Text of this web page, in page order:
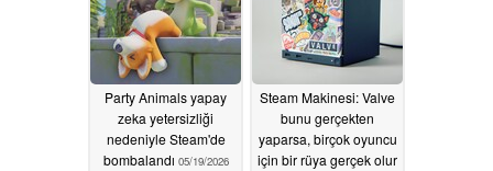
Party Animals yapay
zeka yetersizliği
nedeniyle Steam'de
bombalandı 05/19/2026
Steam Makinesi: Valve
bunu gerçekten
yaparsa, birçok oyuncu
için bir rüya gerçek olur